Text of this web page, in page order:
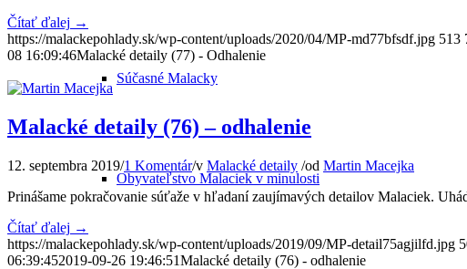
Súčasné Malacky
Obyvateľstvo Malaciek v minulosti
Čítať ďalej →
https://malackepohlady.sk/wp-content/uploads/2020/04/MP-md77bfsdf.jpg 513
08 16:09:46Malacké detaily (77) - Odhalenie
Malacké detaily (76) – odhalenie
12. septembra 2019/1 Komentár/v Malacké detaily /od Martin Macejka
Prinášame pokračovanie súťaže v hľadaní zaujímavých detailov Malaciek.
Čítať ďalej →
https://malackepohlady.sk/wp-content/uploads/2019/09/MP-detail75agjilfd.jpg
06:39:452019-09-26 19:46:51Malacké detaily (76) - odhalenie